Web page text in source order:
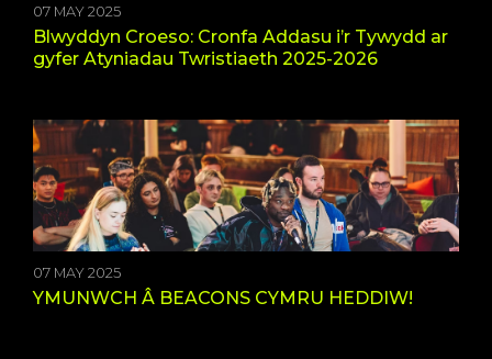
07 MAY 2025
Blwyddyn Croeso: Cronfa Addasu i’r Tywydd ar
gyfer Atyniadau Twristiaeth 2025-2026
07 MAY 2025
YMUNWCH Â BEACONS CYMRU HEDDIW!